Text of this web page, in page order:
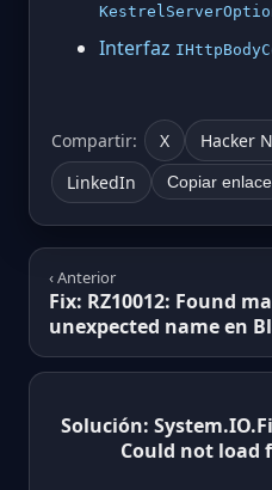
Interfaz
Compartir: X Hacker
LinkedIn
Copiar enlace
‹ Anterior
Fix: RZ10012: Found
unexpected name en
Solución:
Could not load